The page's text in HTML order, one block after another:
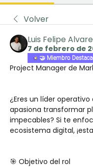
Volver
Luis Felipe
7 de febrero de
🤝 Miembro
Project Manager de
¿Eres un líder
apasiona transformar
impecables? Si te
ecosistema digital,
🎯 Objetivo del rol